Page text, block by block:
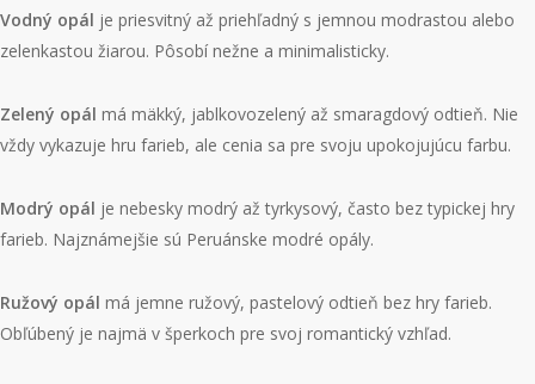
Vodný opál je priesvitný až priehľadný s jemnou modrastou alebo
zelenkastou žiarou. Pôsobí nežne a minimalisticky.
Zelený opál má mäkký, jablkovozelený až smaragdový odtieň. Nie
vždy vykazuje hru farieb, ale cenia sa pre svoju upokojujúcu farbu.
Modrý opál je nebesky modrý až tyrkysový, často bez typickej hry
farieb. Najznámejšie sú Peruánske modré opály.
Ružový opál má jemne ružový, pastelový odtieň bez hry farieb.
Obľúbený je najmä v šperkoch pre svoj romantický vzhľad.